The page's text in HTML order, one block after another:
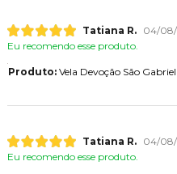
Tatiana R.
04/
Eu recomendo esse produto.
Produto:Vela Devoção São
Tatiana R.
04/
Eu recomendo esse produto.